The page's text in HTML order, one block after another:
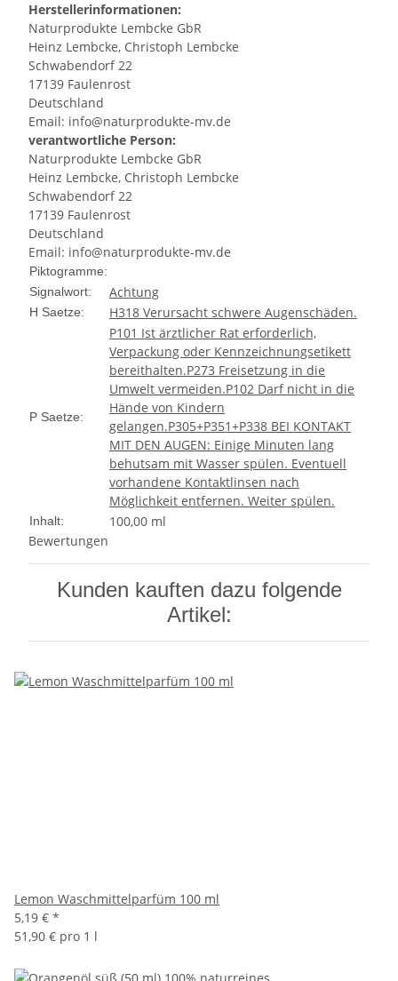
Herstellerinformationen:
Naturprodukte Lembcke GbR
Heinz Lembcke, Christoph Lembcke
Schwabendorf 22
17139 Faulenrost
Deutschland
Email: info@naturprodukte-mv.de
verantwortliche Person:
Naturprodukte Lembcke GbR
Heinz Lembcke, Christoph Lembcke
Schwabendorf 22
17139 Faulenrost
Deutschland
Email: info@naturprodukte-mv.de
Piktogramme:
Signalwort:
Achtung
H Saetze: H318 Verursacht schwere Augenschäden.
P Saetze:
P101 Ist ärztlicher Rat erforderlich,
Verpackung oder Kennzeichnungsetikett
bereithalten.P273 Freisetzung in die
Umwelt vermeiden.P102 Darf nicht in die
Hände von Kindern
gelangen.P305+P351+P338 BEI KONTAKT
MIT DEN AUGEN: Einige Minuten lang
behutsam mit Wasser spülen. Eventuell
vorhandene Kontaktlinsen nach
Möglichkeit entfernen. Weiter spülen.
Inhalt:
100,00 ml
Bewertungen
Kunden kauften dazu folgende
Artikel:
Lemon Waschmittelparfüm 100 ml
5,19 € *
51,90 € pro 1 l